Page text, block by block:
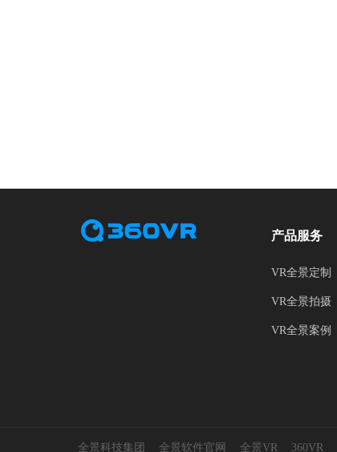
产品服务
VR全景定制
VR全景拍摄
VR全景案例
全景科技集团 全景软件官网 全景VR 360VR